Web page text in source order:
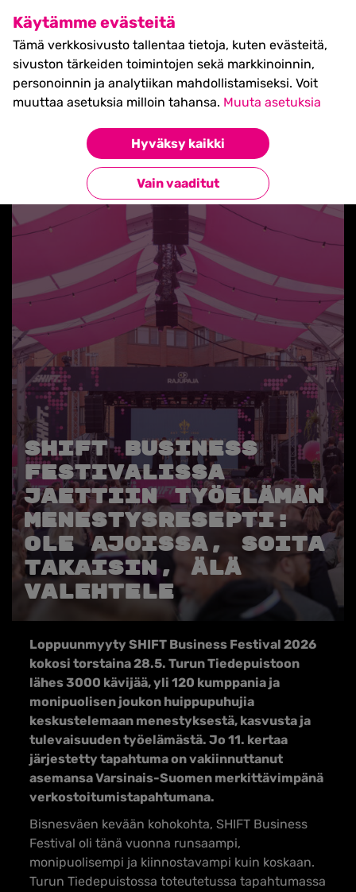
Käytämme evästeitä
Tämä verkkosivusto tallentaa tietoja, kuten evästeitä,
sivuston tärkeiden toimintojen sekä markkinoinnin,
personoinnin ja analytiikan mahdollistamiseksi. Voit
muuttaa asetuksia milloin tahansa. Muuta asetuksia
Hyväksy kaikki
Vain vaaditut
SHIFT Business Festival
27.5.2027, Turku - liput
myynnissä nyt! >>
Takaisin uutisiin
SHIFT Business
Festivalissa
jaettiin työelämän
menestysresepti:
Ole ajoissa, soita
takaisin, älä
valehtele
Loppuunmyyty SHIFT Business Festival 2026
kokosi torstaina 28.5. Turun Tiedepuistoon
lähes 3000 kävijää, yli 120 kumppania ja
monipuolisen joukon huippupuhujia
keskustelemaan menestyksestä, kasvusta ja
tulevaisuuden työelämästä. Jo 11. kertaa
järjestetty tapahtuma on vakiinnuttanut
asemansa Varsinais-Suomen merkittävimpänä
verkostoitumistapahtumana.
Bisnesväen kevään kohokohta, SHIFT Business
Festival oli tänä vuonna runsaampi,
monipuolisempi ja kiinnostavampi kuin koskaan.
Turun Tiedepuistossa toteutetussa tapahtumassa